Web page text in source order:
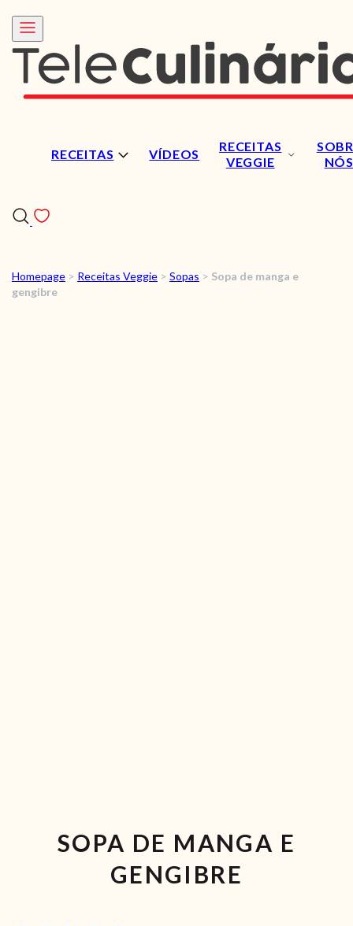
RECEITAS VÍDEOS
RECEITAS
VEGGIE
NÓS
RECEITAS
Homepage > Receitas Veggie > Sopas > Sopa de manga e
gengibre
SOPA DE MANGA E
GENGIBRE